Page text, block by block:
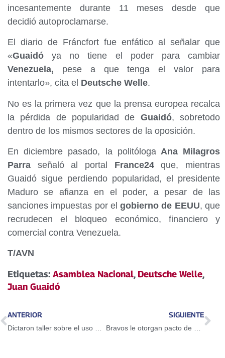
incesantemente durante 11 meses desde que
decidió autoproclamarse.
El diario de Fráncfort fue enfático al señalar que
«Guaidó ya no tiene el poder para cambiar
Venezuela, pese a que tenga el valor para
intentarlo», cita el Deutsche Welle.
No es la primera vez que la prensa europea recalca
la pérdida de popularidad de Guaidó, sobretodo
dentro de los mismos sectores de la oposición.
En diciembre pasado, la politólogaAna Milagros
Parra señaló al portal France24que, mientras
Guaidó sigue perdiendo popularidad, el presidente
Maduro se afianza en el poder, a pesar de las
sanciones impuestas por elgobierno de EEUU, que
recrudecen el bloqueo económico, financiero y
comercial contra Venezuela.
T/AVN
Etiquetas: Asamblea Nacional, Deutsche Welle,
Juan Guaidó
ANTERIOR SIGUIENTE